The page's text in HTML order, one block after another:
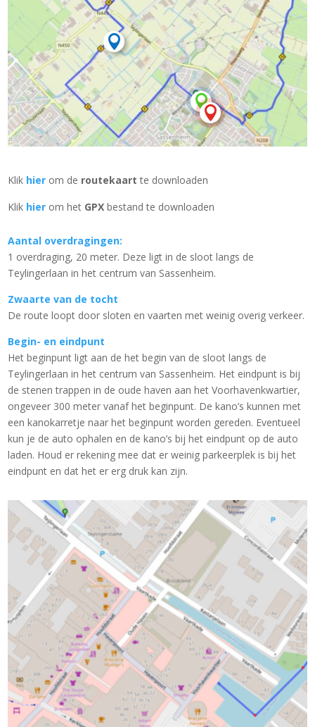



Klik hier om de routekaart te downloaden
Klik hier om het GPX bestand te downloaden
Aantal overdragingen:
1 overdraging, 20 meter. Deze ligt in de sloot langs de
Teylingerlaan in het centrum van Sassenheim.
Zwaarte van de tocht
De route loopt door sloten en vaarten met weinig overig verkeer.
Begin- en eindpunt
Het beginpunt ligt aan de het begin van de sloot langs de
Teylingerlaan in het centrum van Sassenheim. Het eindpunt is bij
de stenen trappen in de oude haven aan het Voorhavenkwartier,
ongeveer 300 meter vanaf het beginpunt. De kano’s kunnen met
een kanokarretje naar het beginpunt worden gereden. Eventueel
kun je de auto ophalen en de kano’s bij het eindpunt op de auto
laden. Houd er rekening mee dat er weinig parkeerplek is bij het
eindpunt en dat het er erg druk kan zijn.